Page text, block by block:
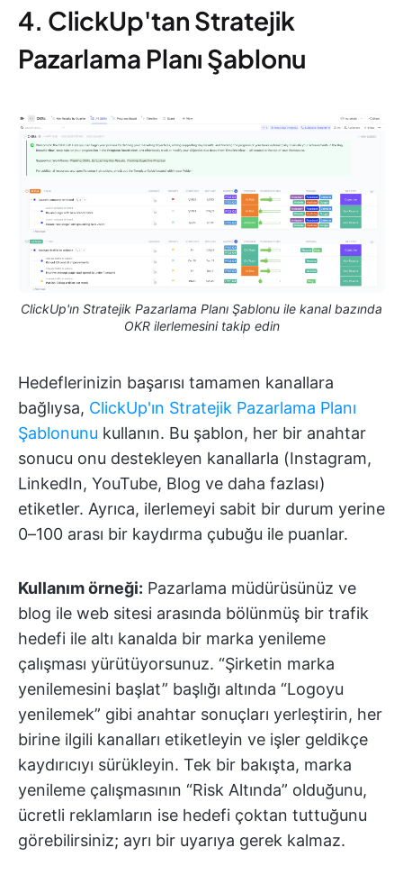
4. ClickUp'tan Stratejik
Pazarlama Planı Şablonu
ClickUp'ın Stratejik Pazarlama Planı Şablonu ile kanal bazında
OKR ilerlemesini takip edin
Hedeflerinizin başarısı tamamen kanallara
bağlıysa, ClickUp'ın Stratejik Pazarlama Planı
Şablonunu kullanın. Bu şablon, her bir anahtar
sonucu onu destekleyen kanallarla (Instagram,
LinkedIn, YouTube, Blog ve daha fazlası)
etiketler. Ayrıca, ilerlemeyi sabit bir durum yerine
0–100 arası bir kaydırma çubuğu ile puanlar.
Kullanım örneği: Pazarlama müdürüsünüz ve
blog ile web sitesi arasında bölünmüş bir trafik
hedefi ile altı kanalda bir marka yenileme
çalışması yürütüyorsunuz. “Şirketin marka
yenilemesini başlat” başlığı altında “Logoyu
yenilemek” gibi anahtar sonuçları yerleştirin, her
birine ilgili kanalları etiketleyin ve işler geldikçe
kaydırıcıyı sürükleyin. Tek bir bakışta, marka
yenileme çalışmasının “Risk Altında” olduğunu,
ücretli reklamların ise hedefi çoktan tuttuğunu
görebilirsiniz; ayrı bir uyarıya gerek kalmaz.